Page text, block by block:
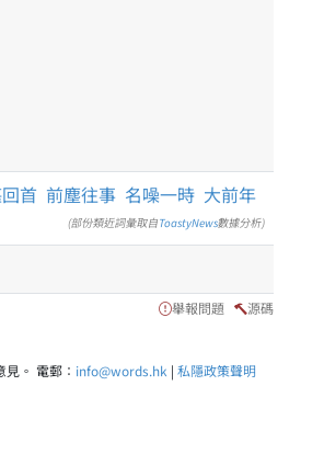
首 前塵往事 名噪一時 大前年
(部份類近詞彙取自ToastyNews數據分析)
舉報問題 源碼
。 電郵： info@words.hk | 私隱政策聲明